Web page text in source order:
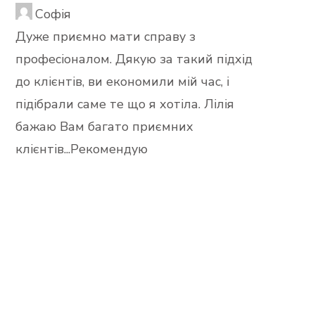
Софія
Дуже приємно мати справу з
професіоналом. Дякую за такий підхід
до клієнтів, ви економили мій час, і
підібрали саме те що я хотіла. Лілія
бажаю Вам багато приємних
клієнтів...Рекомендую